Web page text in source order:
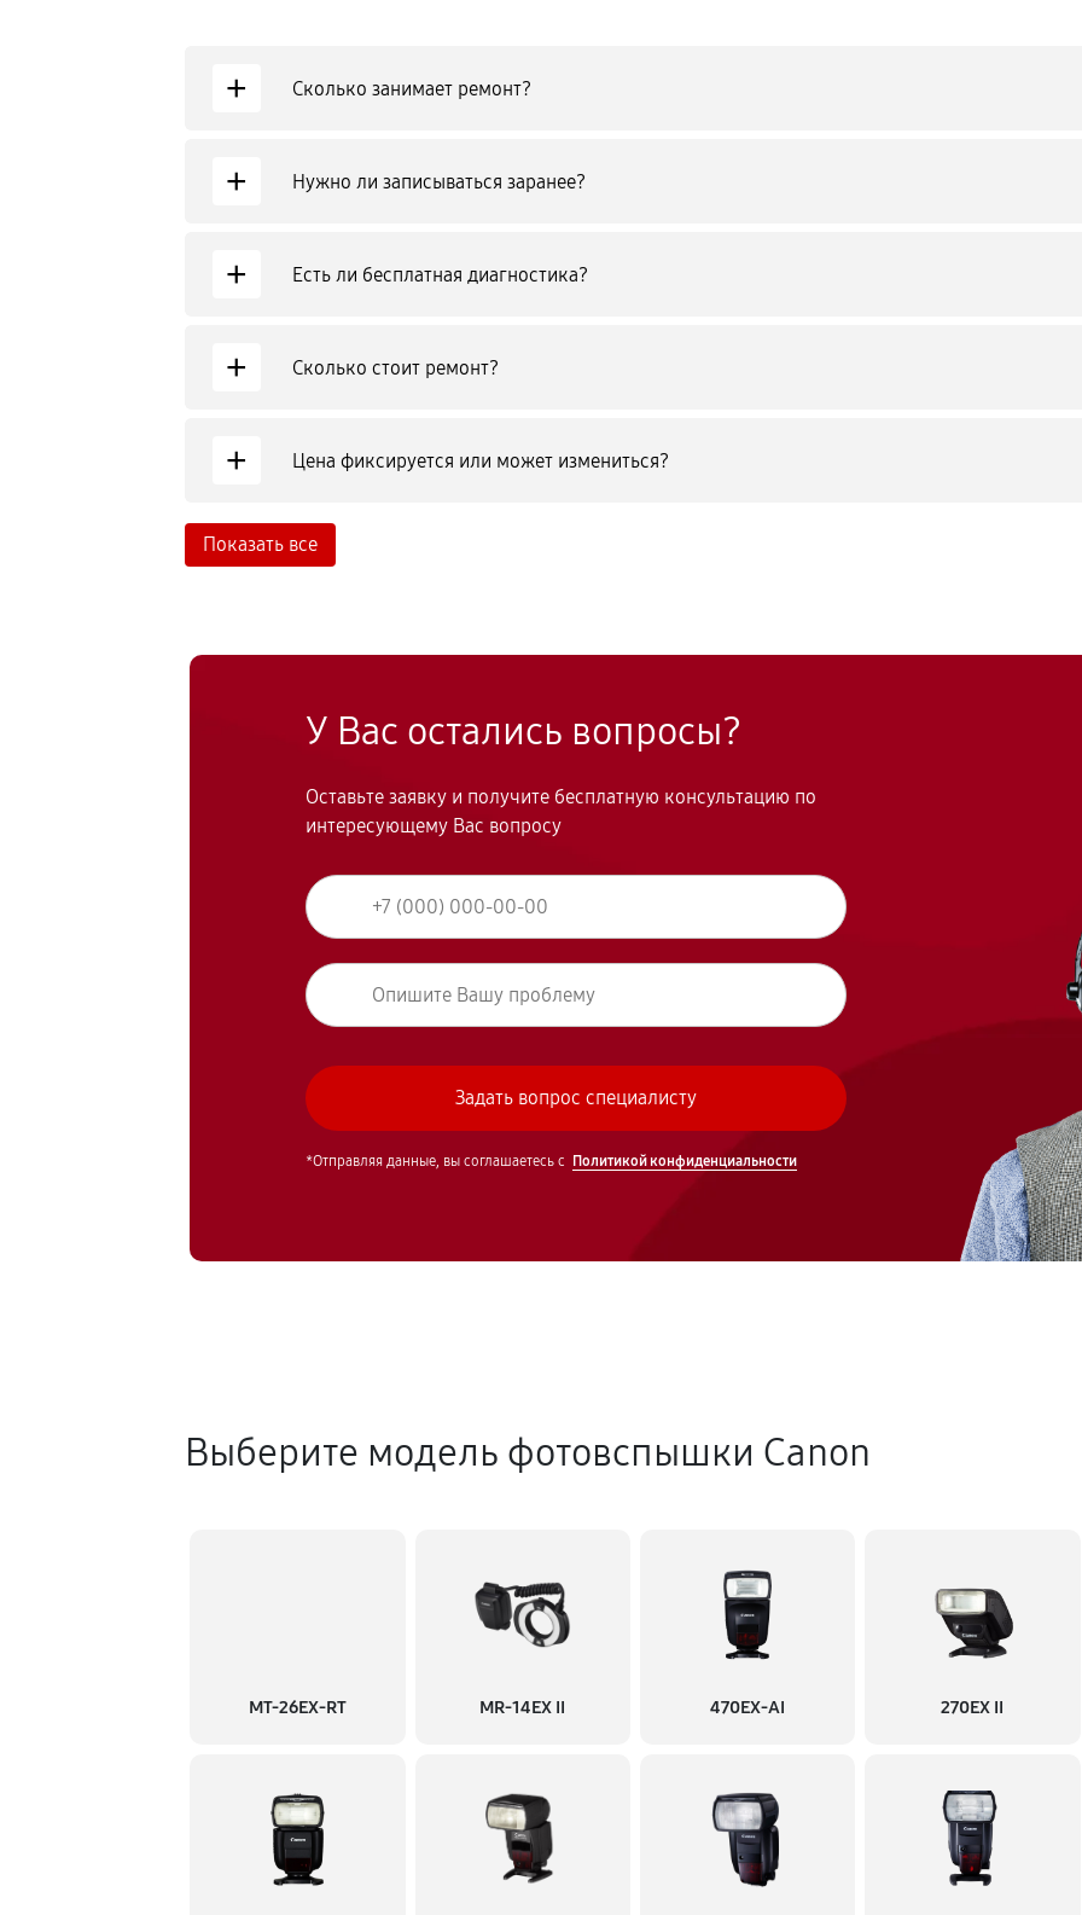
+ Сколько занимает ремонт?
+ Нужно ли записываться заранее?
+ Есть ли бесплатная диагностика?
+ Сколько стоит ремонт?
+ Цена фиксируется или может измениться?
Показать все
У Вас остались вопросы?
Оставьте заявку и получите бесплатную консультацию по
интересующему Вас вопросу
*Отправляя данные, вы соглашаетесь с Политикой конфиденциальности
Выберите модель фотовспышки Canon
MT-26EX-RT MR-14EX II 470EX-AI 270EX II